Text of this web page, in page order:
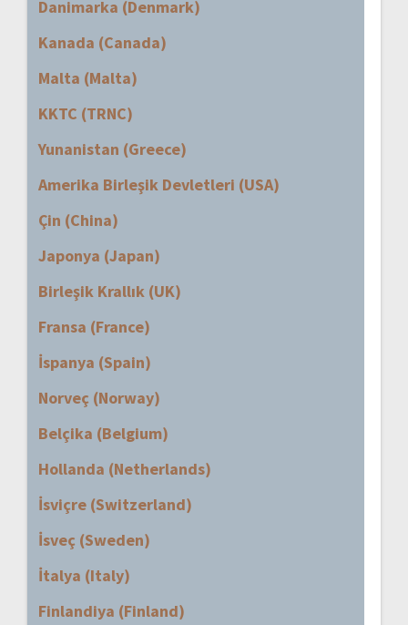
Danimarka (Denmark)
Kanada (Canada)
Malta (Malta)
KKTC (TRNC)
Yunanistan (Greece)
Amerika Birleşik Devletleri (USA)
Çin (China)
Japonya (Japan)
Birleşik Krallık (UK)
Fransa (France)
İspanya (Spain)
Norveç (Norway)
Belçika (Belgium)
Hollanda (Netherlands)
İsviçre (Switzerland)
İsveç (Sweden)
İtalya (Italy)
Finlandiya (Finland)